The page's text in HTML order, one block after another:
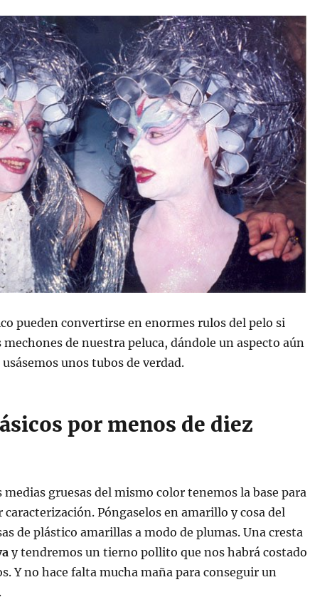
pueden convertirse en enormes rulos del pelo si
de nuestra peluca, dándole un aspecto aún
unos tubos de verdad.
por menos de diez
medias gruesas del mismo color tenemos la base para
Póngaselos en amarillo y cosa del
de plástico amarillas a modo de plumas. Una cresta
y tendremos un tierno pollito que nos habrá costado
Y no hace falta mucha maña para conseguir un